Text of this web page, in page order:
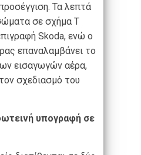
Τα λεπτά
σε σχήμα Τ
Skoda, ενώ ο
επαναλαμβάνει το
εισαγωγών αέρα,
σχεδιασμό του
υπογραφή σε